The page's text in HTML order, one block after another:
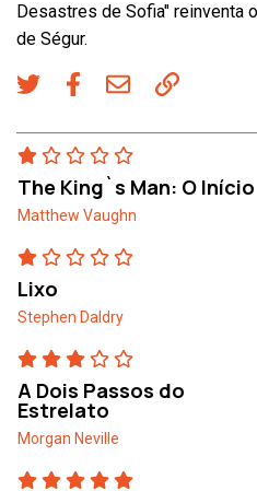
Desastres de Sofia" reinventa
de Ségur.
The King`s Man: O Início
Matthew Vaughn
Lixo
Stephen Daldry
A Dois Passos do
Estrelato
Morgan Neville